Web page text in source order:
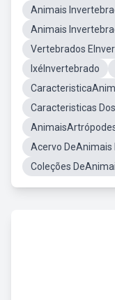
Animais
Animais
Vertebrados
IxéInvertebrado
Caracteristicas
Acervo DeAnimais
Coleções